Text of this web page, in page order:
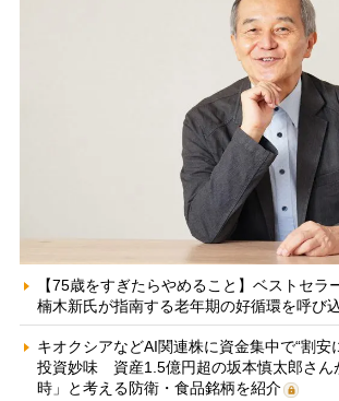
【75歳をすぎたらやめること】ベストセラ
楠木新氏が指南する老年期の好循環を呼び
キオクシアなどAI関連株に資金集中で“割安
投資妙味 資産1.5億円超の坂本慎太郎さん
時」と考える防衛・食品銘柄を紹介